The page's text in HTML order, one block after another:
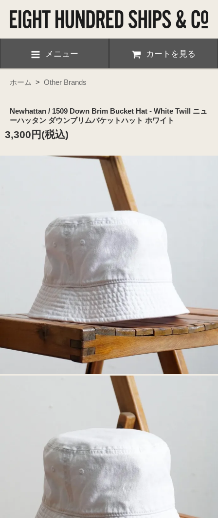
メニュー カートを見る
ホーム > Other Brands
Newhattan / 1509 Down Brim Bucket Hat - White Twill ニュ
ーハッタン ダウンブリムバケットハット ホワイト
3,300円(税込)